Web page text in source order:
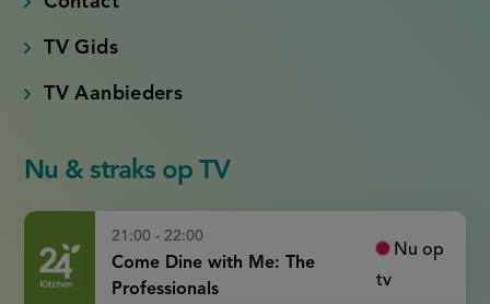
TV Gids
TV Aanbieders
Nu & straks op TV
21:00 - 22:00
Come Dine with Me: The
Professionals
Nu op
tv